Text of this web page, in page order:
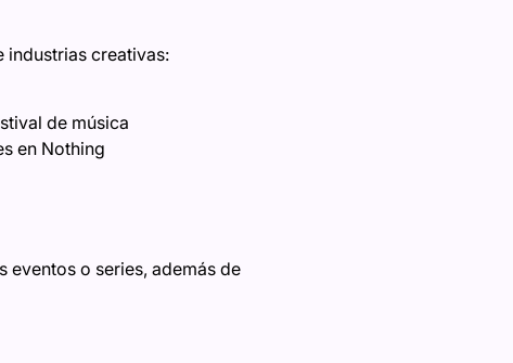
industrias creativas:
de música
en Nothing
eventos o series, además de